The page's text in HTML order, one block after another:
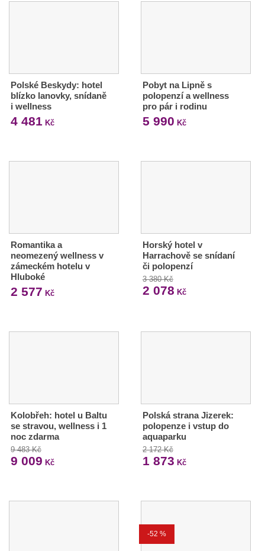
Polské Beskydy: hotel
blízko lanovky, snídaně
i wellness
4 481 Kč
Pobyt na Lipně s
polopenzí a wellness
pro pár i rodinu
5 990 Kč
Romantika a
neomezený wellness v
zámeckém hotelu v
Hluboké
2 577 Kč
Horský hotel v
Harrachově se snídaní
či polopenzí
3 380 Kč
2 078 Kč
Kolobřeh: hotel u Baltu
se stravou, wellness i 1
noc zdarma
9 483 Kč
9 009 Kč
Polská strana Jizerek:
polopenze i vstup do
aquaparku
2 172 Kč
1 873 Kč
-52 %